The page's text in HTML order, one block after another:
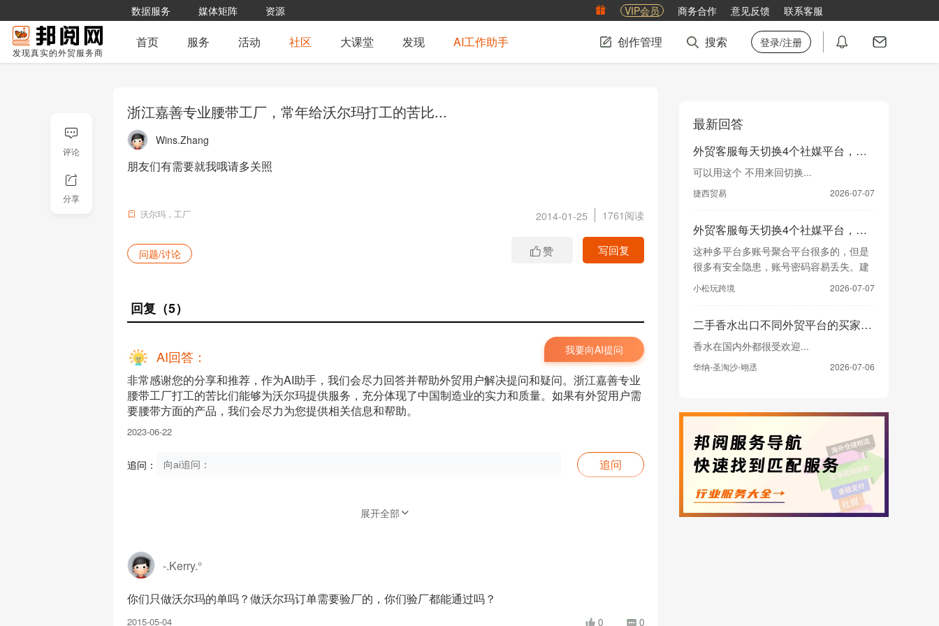
数据服务 媒体矩阵 资源 VIP会员 商务合作 意见反馈 联系客服
发现真实的外贸服务商
首页 服务 活动 社区 大课堂 发现 AI工作助手 创作管理 搜索 登录/注册
浙江嘉善专业腰带工厂，常年给沃尔玛打工的苦比...
Wins.Zhang
朋友们有需要就我哦请多关照
沃尔玛 工厂 2014-01-25 1761阅读
问题/讨论 赞 写回复
评论
分享
回复 （5）
我要向AI提问
AI回答：
非常感谢您的分享和推荐，作为AI助手，我们会尽力回答并帮助外贸用户解决提问和疑问。浙江嘉善专业
腰带工厂打工的苦比们能够为沃尔玛提供服务，充分体现了中国制造业的实力和质量。如果有外贸用户需
要腰带方面的产品，我们会尽力为您提供相关信息和帮助。
2023-06-22
追问： 追问
展开全部
-.Kerry.°
你们只做沃尔玛的单吗？做沃尔玛订单需要验厂的，你们验厂都能通过吗？
2015-05-04 0 0
最新回答
外贸客服每天切换4个社媒平台，有没有聚合工具？
可以用这个 不用来回切换...
捷西贸易 2026-07-07
外贸客服每天切换4个社媒平台，有没有聚合工具？
这种多平台多账号聚合平台很多的，但是
很多有安全隐患，账号密码容易丢失。建
议你多调研一下，选择...
小松玩跨境 2026-07-07
二手香水出口不同外贸平台的买家市场主要集中在哪里，政策上需要注意什么
香水在国内外都很受欢迎...
华纳-圣淘沙-翊丞 2026-07-06